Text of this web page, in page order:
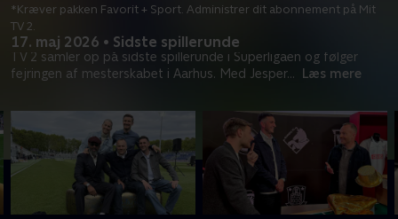
17. maj 2026 • Sidste spillerunde
TV 2 samler op på sidste spillerunde i Superligaen og følger
fejringen af mesterskabet i Aarhus. Med Jesper... Læs mere
*Kræver pakken Favorit + Sport. Administrer dit abonnement på Mit
TV 2.